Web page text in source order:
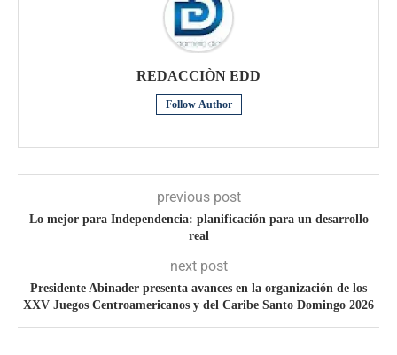
REDACCIÒN EDD
Follow Author
previous post
Lo mejor para Independencia: planificación para un desarrollo
real
next post
Presidente Abinader presenta avances en la organización de los
XXV Juegos Centroamericanos y del Caribe Santo Domingo 2026